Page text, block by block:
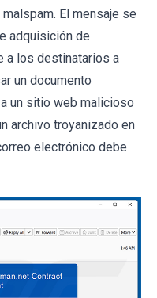
El mensaje se
adquisición de
a los destinatarios a
un documento
un sitio web malicioso
archivo troyanizado en
electrónico debe